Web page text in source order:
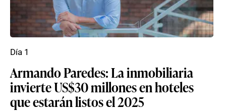
Armando Paredes: La inmobiliaria
invierte US$30 millones en hoteles
que estarán listos el 2025
Día 1